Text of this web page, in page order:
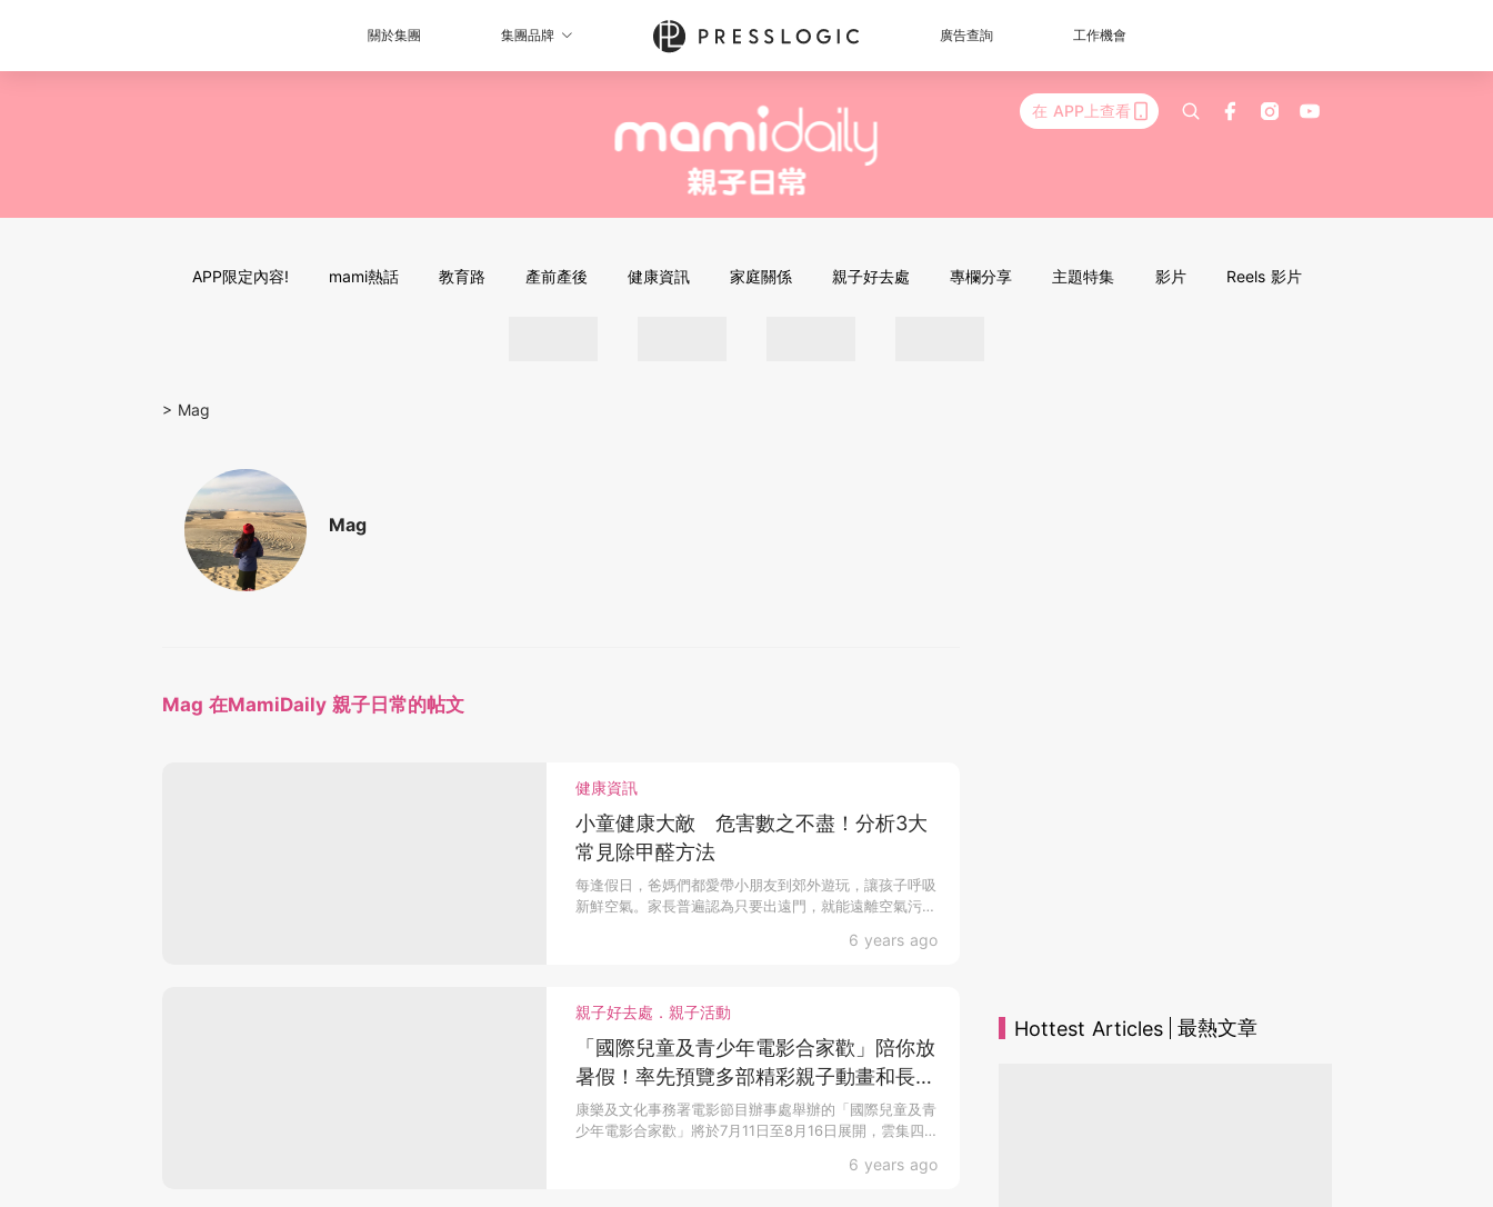
關於集團 集團品牌 廣告查詢 工作機會
在 APP上查看
APP限定內容! mami熱話 教育路 產前產後 健康資訊 家庭關係 親子好去處 專欄分享 主題特集 影片 Reels 影片
> Mag
Mag
Mag 在MamiDaily 親子日常的帖文
健康資訊
小童健康大敵 危害數之不盡！分析3大
常見除甲醛方法
每逢假日，爸媽們都愛帶小朋友到郊外遊玩，讓孩子呼吸
新鮮空氣。家長普遍認為只要出遠門，就能遠離空氣污染
6 years ago
親子好去處．親子活動
「國際兒童及青少年電影合家歡」陪你放
暑假！率先預覽多部精彩親子動畫和長
片！
康樂及文化事務署電影節目辦事處舉辦的「國際兒童及青
少年電影合家歡」將於7月11日至8月16日展開，雲集四
6 years ago
Hottest Articles 最熱文章